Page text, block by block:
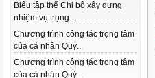
Biểu tập thể Chi bộ xây dựng
nhiệm vụ trọng...
Chương trình công tác trọng tâm
của cá nhân Quý...
Chương trình công tác trọng tâm
của cá nhân Quý...